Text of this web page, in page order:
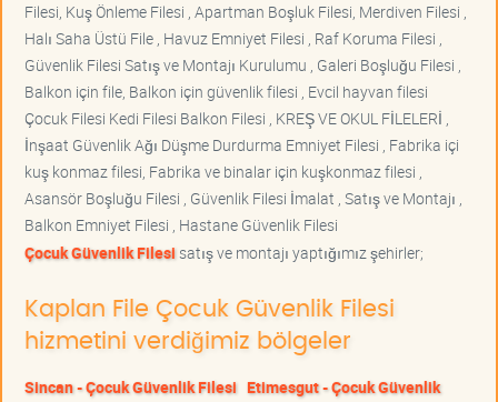
Filesi, Kuş Önleme Filesi , Apartman Boşluk Filesi, Merdiven Filesi ,
Halı Saha Üstü File , Havuz Emniyet Filesi , Raf Koruma Filesi ,
Güvenlik Filesi Satış ve Montajı Kurulumu , Galeri Boşluğu Filesi ,
Balkon için file, Balkon için güvenlik filesi , Evcil hayvan filesi
Çocuk Filesi Kedi Filesi Balkon Filesi , KREŞ VE OKUL FİLELERİ ,
İnşaat Güvenlik Ağı Düşme Durdurma Emniyet Filesi , Fabrika içi
kuş konmaz filesi, Fabrika ve binalar için kuşkonmaz filesi ,
Asansör Boşluğu Filesi , Güvenlik Filesi İmalat , Satış ve Montajı ,
Balkon Emniyet Filesi , Hastane Güvenlik Filesi
Çocuk Güvenlik Filesisatış ve montajı yaptığımız şehirler;
Kaplan File Çocuk Güvenlik Filesi
hizmetini verdiğimiz bölgeler
Sincan - Çocuk Güvenlik Filesi Etimesgut - Çocuk Güvenlik